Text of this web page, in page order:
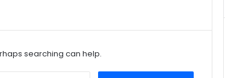
searching can help.